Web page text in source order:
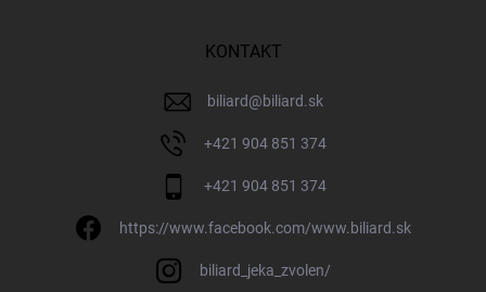
KONTAKT
biliard@biliard.sk
+421 904 851 374
+421 904 851 374
https://www.facebook.com/www.biliard.sk
biliard_jeka_zvolen/